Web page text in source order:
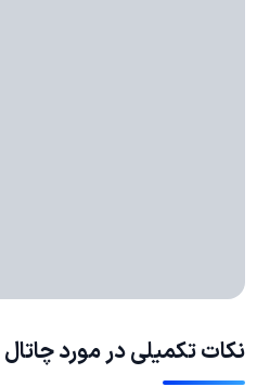
نکات تکمیلی در مورد چاتال